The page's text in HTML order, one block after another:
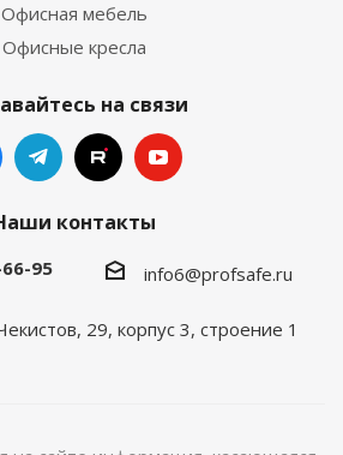
Офисная мебель
Офисные кресла
на связи
контакты
95 info6@profsafe.ru
29, корпус 3, строение 1